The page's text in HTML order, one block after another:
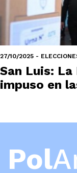
27/10/2025 -
San Luis:
impuso en
Pol